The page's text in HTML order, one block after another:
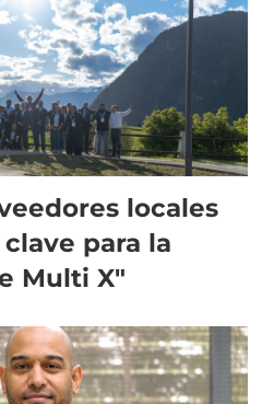
locales
para la
Multi X"